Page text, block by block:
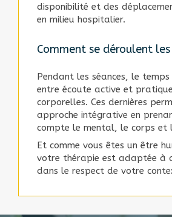
disponibilité et des
en milieu hospitalier.
Comment se déroulent les
Pendant les séances, le
entre écoute active et
corporelles. Ces dernières
approche intégrative en
compte le mental, le corps et
Et comme vous êtes un être
votre thérapie est adaptée à
dans le respect de votre